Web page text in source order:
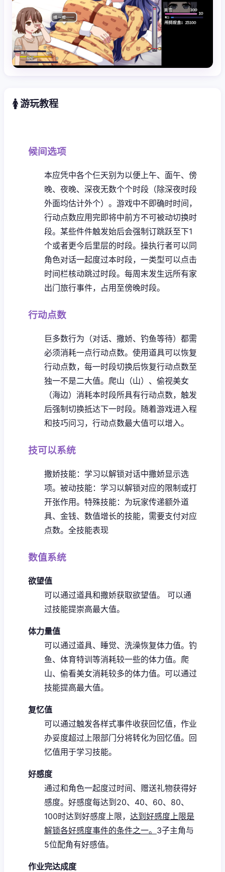
🚺 游玩教程
候间选项
本应凭中各个仨天别为以便上午、面午、傍
晚、夜晚、深夜无数个个时段（除深夜时段
外面均估计外个）。 游戏中不即确时时间，
行动点数应用完即将中前方不可被动切换时
段。 某些件件触发始后会强制订跳跃至下1
个或者更今后里层的时段。 操执行者可以同
角色对话一起度过本时段，一类型可以点击
时间栏核动跳过时段。 每周末发生远所有家
出门旅行事件，占用至傍晚时段。
行动点数
巨多数行为（对话、撒娇、钓鱼等待）都需
必须消耗一点行动点数。 使用道具可以恢复
行动点数，每一时段切换后恢复行动点数至
独一不是二大值。 爬山（山）、偷视美女
（海边）消耗本时段所具有行动点数，触发
后强制切换抵达下一时段。 随着游戏进入程
和技巧问习，行动点数最大值可以增入。
技可以系统
撒娇技能：学习以解锁对话中撒娇显示选
项。 被动技能：学习以解锁对应的限制或打
开张作用。 特殊技能：为玩家传递额外道
具、金钱、数值增长的技能，需要支付对应
点数。 全技能表现
数值系统
欲望值
可以通过道具和撒娇获取欲望值。
可以通
过技能提崇高最大值。
体力量值
可以通过道具、睡觉、洗澡恢复体力值。 钓
鱼、体育特训等消耗较一些的体力值。 爬
山、偷看美女消耗较多的体力值。 可以通过
技能提高最大值。
复忆值
可以通过触发各样式事件收获回忆值，作业
办妥度超过上限部门分将转化为回忆值。 回
忆值用于学习技能。
好感度
通过和角色一起度过时间、赠送礼物获得好
感度。 好感度每达到20、40、60、80、
100时达到好感度上限， 达到好感度上限是
解锁各好感度事件的条件之一。 3子主角与
5位配角有好感值。
作业完达成度